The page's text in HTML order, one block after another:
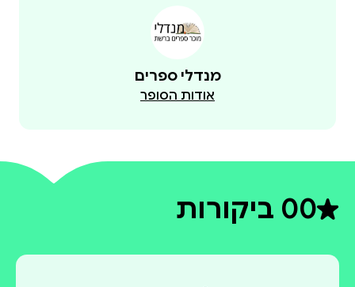
מנדלי ספרים
אודות הסופר
0דירוג ממוצע 0 מתוך 5
0 ביקורות